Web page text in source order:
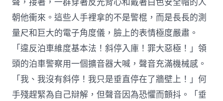
朝他衝來。這些人手裡拿的不是警棍，而是長長的測
量尺和巨大的電子角度儀，臉上的表情極度嚴肅。
「違反泊車維度基本法！斜停入庫！罪大惡極！」領
頭的泊車警察用一個擴音器大喊，聲音充滿機械感。
「我、我沒有斜停！我只是垂直停在了牆壁上！」何
手殘趕緊為自己辯解，但聲音因為恐懼而顫抖。「垂